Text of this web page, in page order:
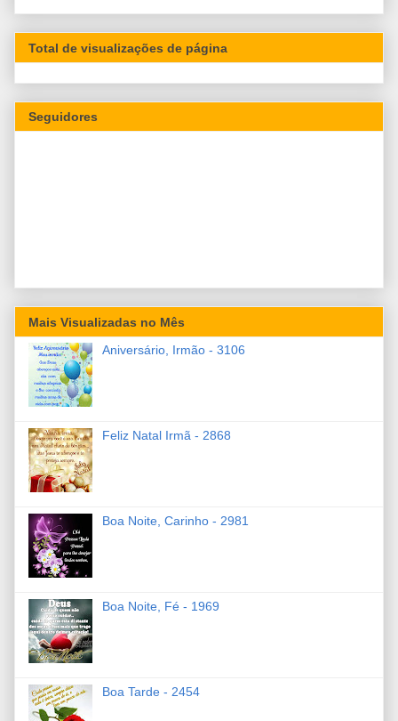
Total de visualizações de página
Seguidores
Mais Visualizadas no Mês
Aniversário, Irmão - 3106
Feliz Natal Irmã - 2868
Boa Noite, Carinho - 2981
Boa Noite, Fé - 1969
Boa Tarde - 2454